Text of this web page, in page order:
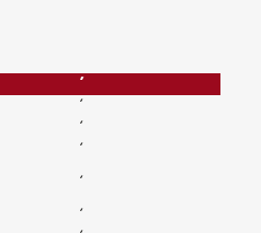
´
´
´
´
´
´